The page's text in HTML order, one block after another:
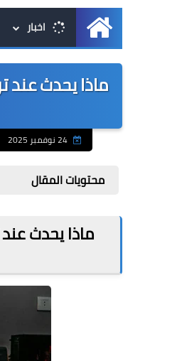
الرئيسيةاخبار
ماذا يحدث عند
محتويات المقال
ماذا يحدث